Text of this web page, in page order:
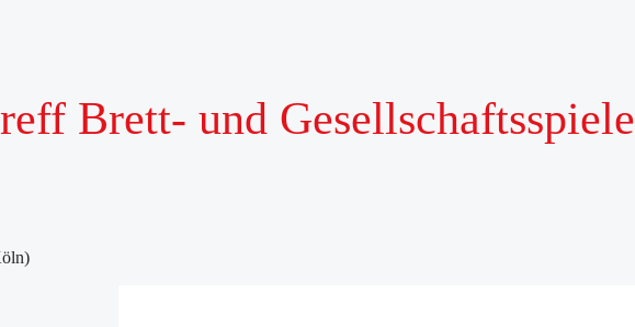
Brett- und Gesellschaftsspiele